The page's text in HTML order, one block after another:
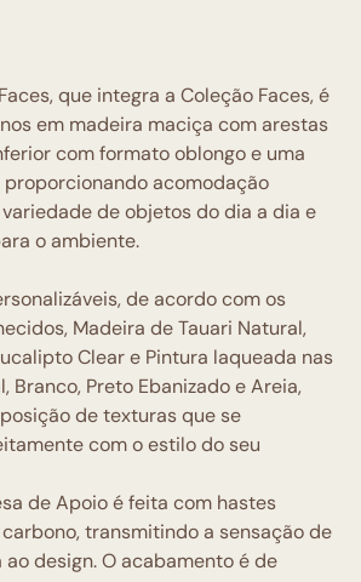
que integra a Coleção Faces, é
em madeira maciça com arestas
com formato oblongo e uma
acomodação
de objetos do dia a dia e
o ambiente.
de acordo com os
Madeira de Tauari Natural,
Clear e Pintura laqueada nas
Branco, Preto Ebanizado e Areia,
de texturas que se
com o estilo do seu
de Apoio é feita com hastes
transmitindo a sensação de
design. O acabamento é de